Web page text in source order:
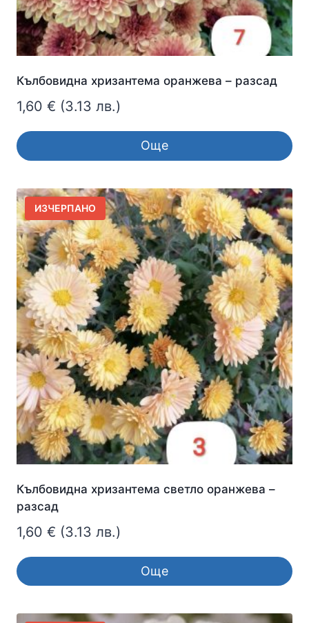
Кълбовидна хризантема оранжева – разсад
1,60 € (3.13 лв.)
Още
ИЗЧЕРПАНО
Кълбовидна хризантема светло оранжева –
разсад
1,60 € (3.13 лв.)
Още